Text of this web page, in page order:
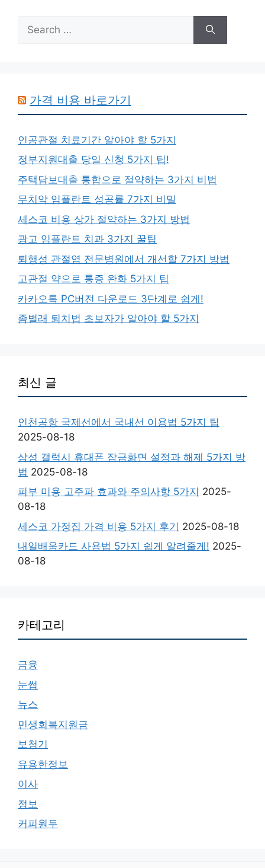
for:
가격 비용 바로가기
인공관절 치료기간 알아야 할 5가지
정부지원대출 당일 신청 5가지 팁!
주택담보대출 통합으로 절약하는 3가지 비법
무치악 임플란트 성공률 7가지 비밀
세스코 비용 상가 절약하는 3가지 방법
광고 임플란트 치과 3가지 꿀팁
퇴행성 관절염 전문병원에서 개선할 7가지 방법
고관절 약으로 통증 완화 5가지 팁
카카오톡 PC버전 다운로드 3단계로 쉽게!
좀벌래 퇴치법 초보자가 알아야 할 5가지
최신 글
인천공항 국제선에서 국내선 이용법 5가지 팁
2025-08-18
삼성 갤럭시 휴대폰 잠금화면 설정과 해제 5가지 방
법 2025-08-18
피부 미용 고주파 효과와 주의사항 5가지 2025-
08-18
세스코 가정집 가격 비용 5가지 후기 2025-08-18
내일배움카드 사용법 5가지 쉽게 알려줄게! 2025-
08-18
카테고리
금융
눈썹
뉴스
민생회복지원금
보청기
유용한정보
이사
정보
커피원두